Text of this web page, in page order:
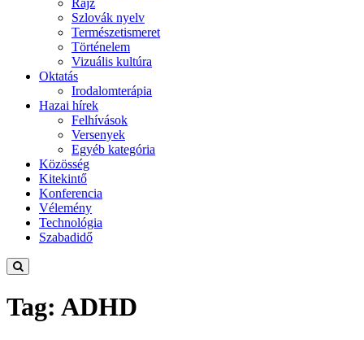
Rajz
Szlovák nyelv
Természetismeret
Történelem
Vizuális kultúra
Oktatás
Irodalomterápia
Hazai hírek
Felhívások
Versenyek
Egyéb kategória
Közösség
Kitekintő
Konferencia
Vélemény
Technológia
Szabadidő
Tag: ADHD